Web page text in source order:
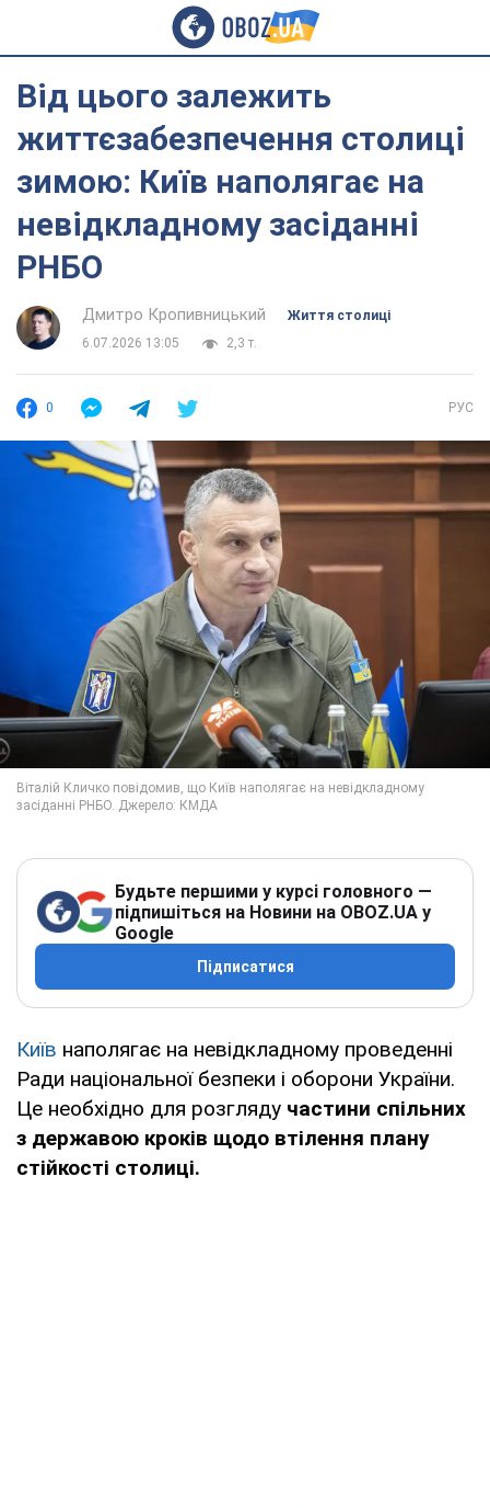
Від цього залежить
життєзабезпечення столиці
зимою: Київ наполягає на
невідкладному засіданні
РНБО
Дмитро Кропивницький
Життя столиці
6.07.2026 13:05
2,3 т.
0 РУС
Будьте першими у курсі головного —
підпишіться на Новини на OBOZ.UA у
Google
Підписатися
Київ наполягає на невідкладному проведенні
Ради національної безпеки і оборони України.
Це необхідно для розгляду частини спільних
з державою кроків щодо втілення плану
стійкості столиці.